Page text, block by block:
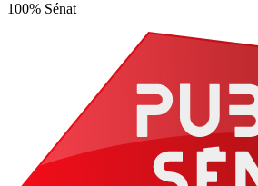
100% Sénat